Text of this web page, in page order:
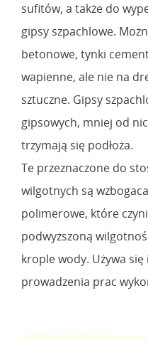
sufitów, a także do
gipsy szpachlowe.
betonowe, tynki
wapienne, ale nie na
sztuczne. Gipsy
gipsowych, mniej od
trzymają się podłoża.
Te przeznaczone do
wilgotnych są
polimerowe, które
podwyższoną
krople wody. Używa
prowadzenia prac